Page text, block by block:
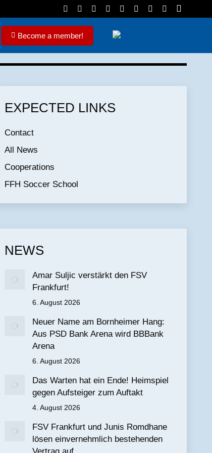
Become a member!
EXPECTED LINKS
Contact
All News
Cooperations
FFH Soccer School
NEWS
Amar Suljic verstärkt den FSV
Frankfurt!
6. August 2026
Neuer Name am Bornheimer Hang:
Aus PSD Bank Arena wird BBBank
Arena
6. August 2026
Das Warten hat ein Ende! Heimspiel
gegen Aufsteiger zum Auftakt
4. August 2026
FSV Frankfurt und Junis Romdhane
lösen einvernehmlich bestehenden